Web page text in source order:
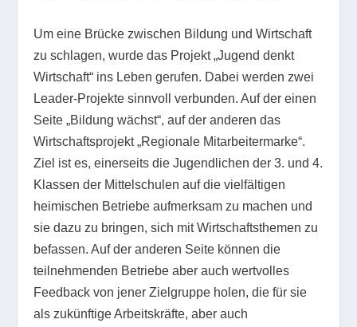
Um eine Brücke zwischen Bildung und Wirtschaft
zu schlagen, wurde das Projekt „Jugend denkt
Wirtschaft“ ins Leben gerufen. Dabei werden zwei
Leader-Projekte sinnvoll verbunden. Auf der einen
Seite „Bildung wächst“, auf der anderen das
Wirtschaftsprojekt „Regionale Mitarbeitermarke“.
Ziel ist es, einerseits die Jugendlichen der 3. und 4.
Klassen der Mittelschulen auf die vielfältigen
heimischen Betriebe aufmerksam zu machen und
sie dazu zu bringen, sich mit Wirtschaftsthemen zu
befassen. Auf der anderen Seite können die
teilnehmenden Betriebe aber auch wertvolles
Feedback von jener Zielgruppe holen, die für sie
als zukünftige Arbeitskräfte, aber auch